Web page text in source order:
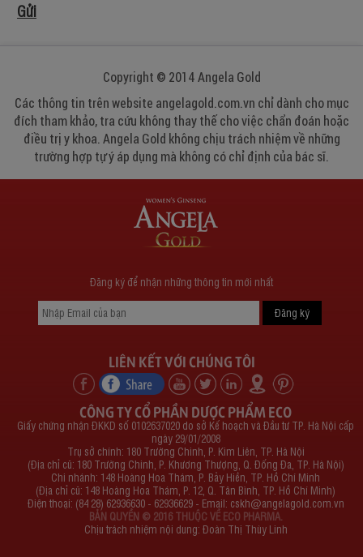
Copyright © 2014 Angela Gold
Các thông tin trên website angelagold.com.vn chỉ dành cho mục
đích tham khảo, tra cứu không thay thế cho việc chẩn đoán hoặc
điều trị y khoa. Angela Gold không chịu trách nhiệm về những
trường hợp tự ý áp dụng mà không có chỉ định của bác sĩ.
Đăng ký để nhận những thông tin mới nhất
LIÊN KẾT VỚI CHÚNG TÔI
CÔNG TY CỔ PHẦN DƯỢC PHẨM ECO
Giấy chứng nhận ĐKKD số 0102637020 do sở Kế hoạch và Đầu tư TP. Hà Nội cấp
ngày 29/01/2008
Trụ sở chính: 180 Trường Chinh, P. Kim Liên, TP. Hà Nội
(Địa chỉ cũ: 180 Trường Chinh, P. Khương Thượng, Q. Đống Đa, TP. Hà Nội)
Chi nhánh: 148 Hoàng Hoa Thám, P. Bảy Hiền, TP. Hồ Chí Minh
(Địa chỉ cũ: 148 Hoàng Hoa Thám, P. 12, Q. Tân Bình, TP. Hồ Chí Minh)
Điện thoại: (84 28) 62936630 - 62936629 - Email: cskh@angelagold.com.vn
BẢN QUYỀN © 2016 THUỘC VỀ ECO PHARMA.
Chịu trách nhiệm nội dung: Đoàn Thị Thùy Linh